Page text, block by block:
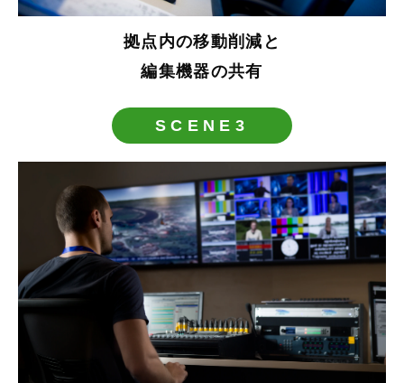
拠点内の移動削減と
編集機器の共有
SCENE3